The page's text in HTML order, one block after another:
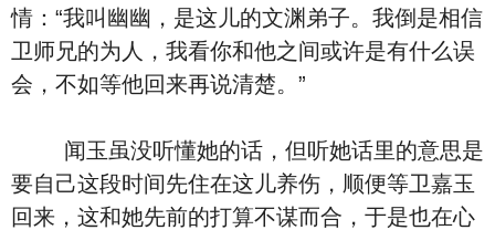
情：“我叫幽幽，是这儿的文渊弟子。我倒是相信
卫师兄的为人，我看你和他之间或许是有什么误
会，不如等他回来再说清楚。”
闻玉虽没听懂她的话，但听她话里的意思是
要自己这段时间先住在这儿养伤，顺便等卫嘉玉
回来，这和她先前的打算不谋而合，于是也在心